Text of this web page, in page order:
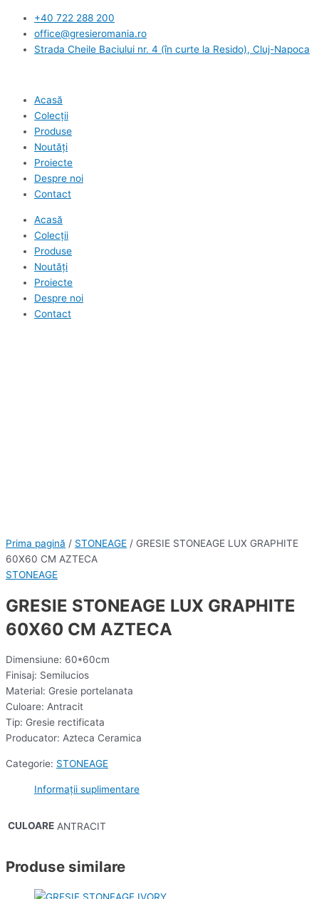
content
+40 722 288 200
office@gresieromania.ro
Strada Cheile Baciului nr. 4 (în curte la Resido), Cluj-Napoca
Acasă
Colecții
Produse
Noutăți
Proiecte
Despre noi
Contact
Acasă
Colecții
Produse
Noutăți
Proiecte
Despre noi
Contact
Prima pagină / STONEAGE / GRESIE STONEAGE LUX GRAPHITE
60X60 CM AZTECA
STONEAGE
GRESIE STONEAGE LUX GRAPHITE
60X60 CM AZTECA
Dimensiune: 60*60cm
Finisaj: Semilucios
Material: Gresie portelanata
Culoare: Antracit
Tip: Gresie rectificata
Producator: Azteca Ceramica
Categorie: STONEAGE
Informații suplimentare
CULOARE ANTRACIT
Produse similare